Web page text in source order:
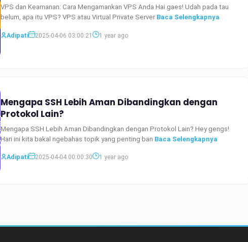
VPS dan Keamanan: Cara Mengamankan VPS Anda Hai gaes! Udah pada tau
belum, apa itu VPS? VPS atau Virtual Private Server Baca Selengkapnya
Adipati 2025-04-06 03:00:21 1 year ago
Mengapa SSH Lebih Aman Dibandingkan dengan
Protokol Lain?
Mengapa SSH Lebih Aman Dibandingkan dengan Protokol Lain? Hey gengs!
Hari ini kita bakal ngebahas topik yang penting ban Baca Selengkapnya
Adipati 2025-04-04 00:00:30 1 year ago